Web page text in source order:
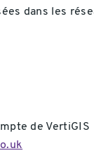
dans les
de VertiGIS